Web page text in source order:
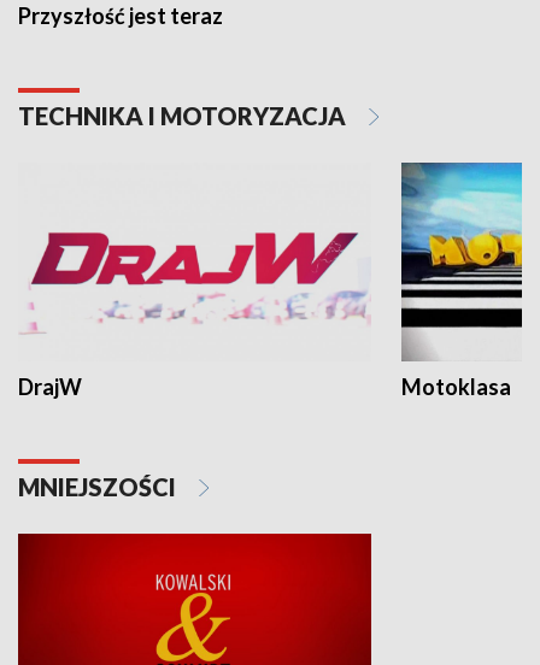
Przyszłość jest teraz
TECHNIKA I MOTORYZACJA
DrajW Motoklasa
MNIEJSZOŚCI